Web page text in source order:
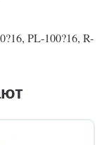
PL-100?16, R-